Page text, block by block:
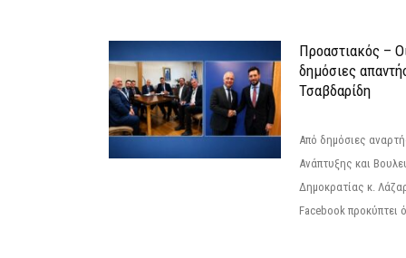
Προαστιακός –
δημόσιες
Τσαβδαρίδη
Από δημόσιες
Ανάπτυξης και
Δημοκρατίας κ.
Facebook προκύπτει